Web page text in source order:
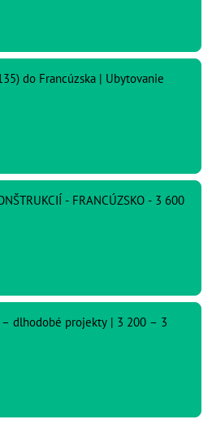
do Francúzska | Ubytovanie
- FRANCÚZSKO - 3 600
– dlhodobé projekty | 3 200 – 3